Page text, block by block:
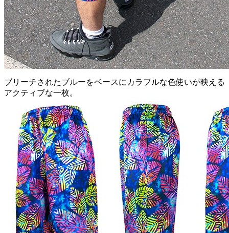
ブリーチされたブルーをベースにカラフルな色使いが映える
アクティブな一枚。